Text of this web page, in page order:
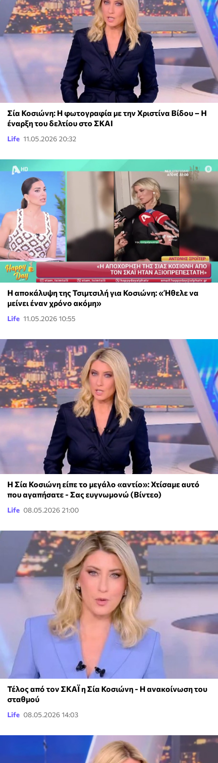
Σία Κοσιώνη: Η φωτογραφία με την Χριστίνα Βίδου – Η
έναρξη του δελτίου στο ΣΚΑΙ
Life 11.05.2026 20:32
Η αποκάλυψη της Τσιμτσιλή για Κοσιώνη: «Ήθελε να
μείνει έναν χρόνο ακόμη»
Life 11.05.2026 10:55
Η Σία Κοσιώνη είπε το μεγάλο «αντίο»: Χτίσαμε αυτό
που αγαπήσατε - Σας ευγνωμονώ (Βίντεο)
Life 08.05.2026 21:00
Τέλος από τον ΣΚΑΪ η Σία Κοσιώνη - Η ανακοίνωση του
σταθμού
Life 08.05.2026 14:03